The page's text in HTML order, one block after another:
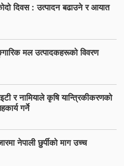
दिवस : उत्पादन बढाउने र आयात
मल उत्पादकहरूको विवरण
र नामियाले कृषि यान्त्रिकीकरणको
गर्ने
नेपाली छुर्पीको माग उच्च